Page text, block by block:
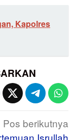
Kapolres
Pos berikutnya
Isrullah